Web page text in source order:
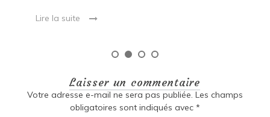
Lire la suite
Laisser un commentaire
Votre adresse e-mail ne sera pas publiée. Les champs
obligatoires sont indiqués avec *